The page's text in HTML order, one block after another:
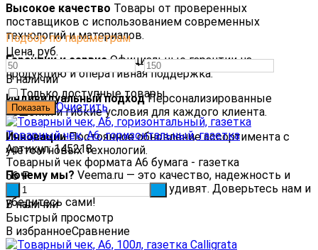
Высокое качество Товары от проверенных
поставщиков с использованием современных
технологий и материалов.
Гарантии и сервисОфициальные гарантии на
продукцию и оперативная поддержка.
Индивидуальный подходПерсонализированные
решения и гибкие условия для каждого клиента.
ИнновацииПостоянное обновление ассортимента с
учетом новых технологий.
Почему мы? Veema.ru — это качество, надежность и
сервис, которые вас приятно удивят. Доверьтесь нам и
убедитесь сами!
Подбор по параметрам
Цена, руб.
—
В наличии
Только доступные товары
Очистить
Товарный чек, А6, горизонтальный, газетка
Артикул: 145218
Товарный чек формата А6 бумага - газетка
56₽
В наличии
Быстрый просмотр
В избранноеСравнение